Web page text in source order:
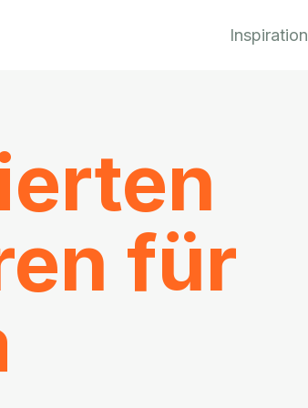
Inspiration
für